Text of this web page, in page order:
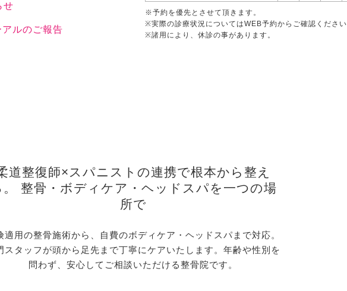
せ
ルのご報告
※予約を優先とさせて頂きます。
※実際の診療状況についてはWEB予約からご確認ください
※諸用により、休診の事があります。
道整復師×スパニストの連携で根本から整え
。 整骨・ボディケア・ヘッドスパを一つの場
所で
適用の整骨施術から、自費のボディケア・ヘッドスパまで対応。
スタッフが頭から足先まで丁寧にケアいたします。年齢や性別を
問わず、安心してご相談いただける整骨院です。